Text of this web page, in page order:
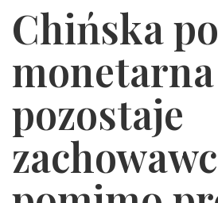
Chińska
monetarna
pozostaje